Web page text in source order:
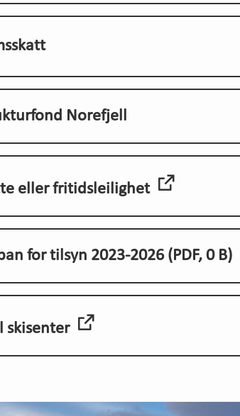
Norefjell
eller fritidsleilighet
for tilsyn 2023-2026(PDF, 0 B)
skisenter